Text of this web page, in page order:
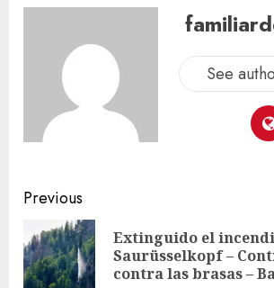
See
Previous
Extinguido el
Saurüsselkopf –
contra las brasas –